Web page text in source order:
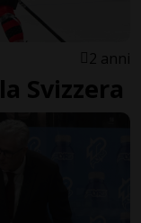
2 anni
Svizzera